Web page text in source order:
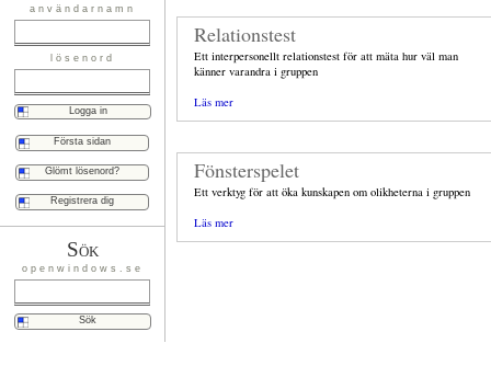
användarnamn
lösenord
Första sidan
Glömt lösenord?
Registrera dig
Sök
openwindows.se
Relationstest
Ett interpersonellt relationstest för att mäta hur väl man
känner varandra i gruppen
Läs mer
Fönsterspelet
Ett verktyg för att öka kunskapen om olikheterna i gruppen
Läs mer